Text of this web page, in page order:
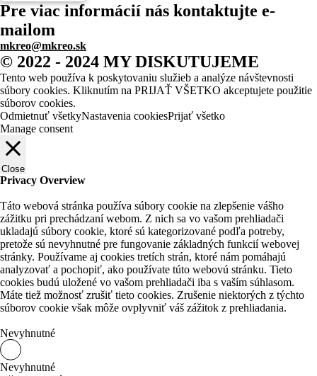
Pre viac informácií nás kontaktujte e-
mailom
mkreo@mkreo.sk
© 2022 - 2024 MY DISKUTUJEME
Tento web používa k poskytovaniu služieb a analýze návštevnosti
súbory cookies. Kliknutím na PRIJAŤ VŠETKO akceptujete použitie
súborov cookies.
Odmietnuť všetkyNastavenia cookiesPrijať všetko
Manage consent
Close
Privacy Overview
Táto webová stránka používa súbory cookie na zlepšenie vášho
zážitku pri prechádzaní webom. Z nich sa vo vašom prehliadači
ukladajú súbory cookie, ktoré sú kategorizované podľa potreby,
pretože sú nevyhnutné pre fungovanie základných funkcií webovej
stránky. Používame aj cookies tretích strán, ktoré nám pomáhajú
analyzovať a pochopiť, ako používate túto webovú stránku. Tieto
cookies budú uložené vo vašom prehliadači iba s vaším súhlasom.
Máte tiež možnosť zrušiť tieto cookies. Zrušenie niektorých z týchto
súborov cookie však môže ovplyvniť váš zážitok z prehliadania.
Nevyhnutné
Nevyhnutné